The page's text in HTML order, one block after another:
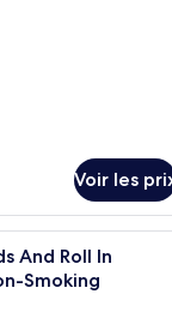
Voir les
de qualité supérieure,
And Roll In
Smoking